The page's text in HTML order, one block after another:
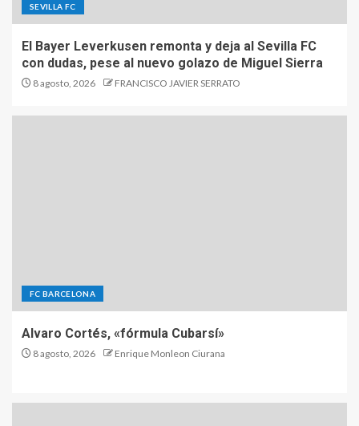
SEVILLA FC
El Bayer Leverkusen remonta y deja al Sevilla FC
con dudas, pese al nuevo golazo de Miguel Sierra
8 agosto, 2026 FRANCISCO JAVIER SERRATO
FC BARCELONA
Alvaro Cortés, «fórmula Cubarsí»
8 agosto, 2026 Enrique Monleon Ciurana